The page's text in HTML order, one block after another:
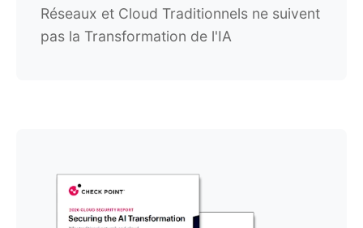
Réseaux et Cloud Traditionnels ne suivent
pas la Transformation de l'IA